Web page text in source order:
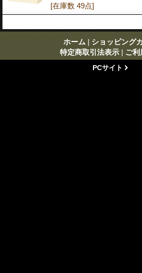
[在庫数 49点]
ホーム | ショッピング
特定商取引法表示 | ご利
PCサイト